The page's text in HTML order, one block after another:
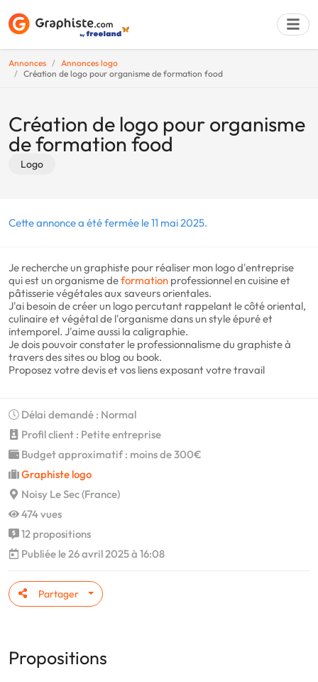
Annonces
Annonces logo
Création de logo pour organisme de formation food
Création de logo pour organisme
de formation food
Logo
Cette annonce a été fermée le 11 mai 2025.
Je recherche un graphiste pour réaliser mon logo d'entreprise
qui est un organisme deformation professionnel en cuisine et
pâtisserie végétales aux saveurs orientales.
J'ai besoin de créer un logo percutant rappelant le côté oriental,
culinaire et végétal de l'organisme dans un style épuré et
intemporel. J'aime aussi la caligraphie.
Je dois pouvoir constater le professionnalisme du graphiste à
travers des sites ou blog ou book.
Proposez votre devis et vos liens exposant votre travail
Délai demandé : Normal
Profil client : Petite entreprise
Budget approximatif : moins de 300€
Graphiste logo
Noisy Le Sec (France)
474 vues
12 propositions
Publiée le 26 avril 2025 à 16:08
Partager
Propositions